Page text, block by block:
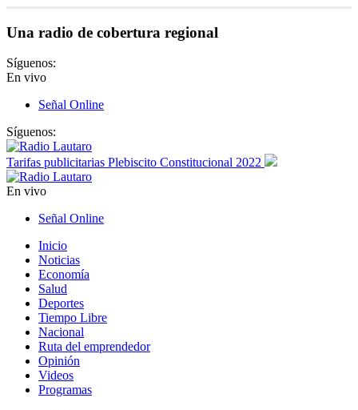
Una radio de cobertura regional
Síguenos:
En vivo
Señal Online
Síguenos:
Tarifas publicitarias Plebiscito Constitucional 2022
En vivo
Señal Online
Inicio
Noticias
Economía
Salud
Deportes
Tiempo Libre
Nacional
Ruta del emprendedor
Opinión
Videos
Programas